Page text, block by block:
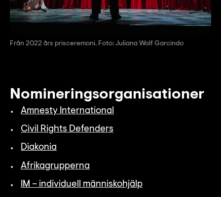
Från 2022 års prisceremoni. Foto: Juliana Wolf Garcindo
Nomineringsorganisationer
Amnesty International
Civil Rights Defenders
Diakonia
Afrikagrupperna
IM – individuell människohjälp